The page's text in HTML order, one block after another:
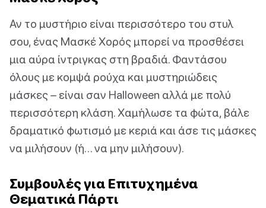
Αν το μυστήριο είναι περισσότερο του στυλ
σου, ένας Μασκέ Χορός μπορεί να προσθέσει
μια αύρα ίντριγκας στη βραδιά. Φαντάσου
όλους με κομψά ρούχα και μυστηριώδεις
μάσκες – είναι σαν Halloween αλλά με πολύ
περισσότερη κλάση. Χαμήλωσε τα φώτα, βάλε
δραματικό φωτισμό με κεριά και άσε τις μάσκες
να μιλήσουν (ή… να μην μιλήσουν).
Συμβουλές για Επιτυχημένα
Θεματικά Πάρτι